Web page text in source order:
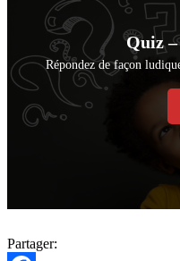
Quiz –
Répondez de façon
Partager: